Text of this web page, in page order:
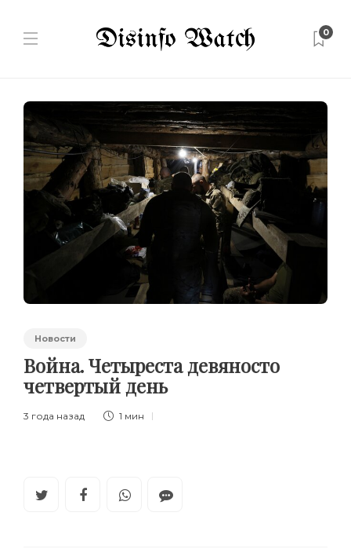
0
Новости
Война. Четыреста девяносто
четвертый день
3 года назад 1 мин